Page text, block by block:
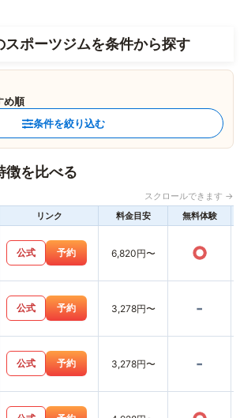
スポーツジムを条件から探す
め順
条件を絞り込む
徴を比べる
スクロールできます →
リンク 料金目安 無料体験
公式 予約 6,820円〜 ○
公式 予約 3,278円〜 -
公式 予約 3,278円〜 -